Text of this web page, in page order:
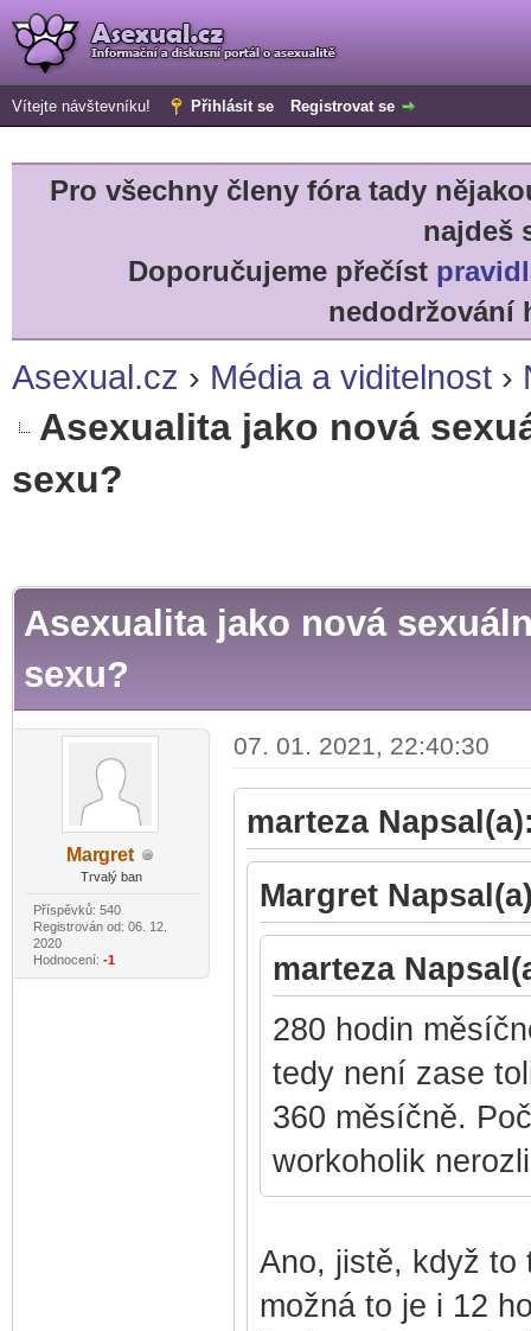
Vítejte návštevníku! Přihlásit se Registrovat se
Pro všechny členy fóra tady
najdeš
Doporučujeme přečíst
nedodržování
Asexual.cz › Média a viditelnost ›
Asexualita jako nová
sexu?
Asexualita jako nová
sexu?
Margret
Trvalý ban
Příspěvků: 540
Registrován od: 06. 12.
2020
Hodnocení: -1
07. 01. 2021, 22:40:30
marteza
Margret
marteza
280 hodin
tedy není zase
360 měsíčně.
workoholik
Ano, jistě, když to
možná to je i 12